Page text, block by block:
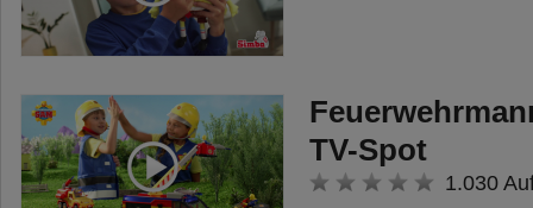
TV-Spot
1.030